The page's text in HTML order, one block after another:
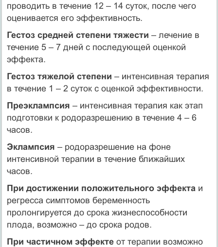
проводить в течение 12 – 14 суток, после чего
оценивается его эффективность.
Гестоз средней степени тяжести – лечение в
течение 5 – 7 дней с последующей оценкой
эффекта.
Гестоз тяжелой степени – интенсивная терапия
в течение 1 – 2 суток с оценкой эффективности.
Преэклампсия – интенсивная терапия как этап
подготовки к родоразрешению в течение 4 – 6
часов.
Эклампсия – родоразрешение на фоне
интенсивной терапии в течение ближайших
часов.
При достижении положительного эффекта и
регресса симптомов беременность
пролонгируется до срока жизнеспособности
плода, возможно – до срока родов.
При частичном эффектеот терапии возможно